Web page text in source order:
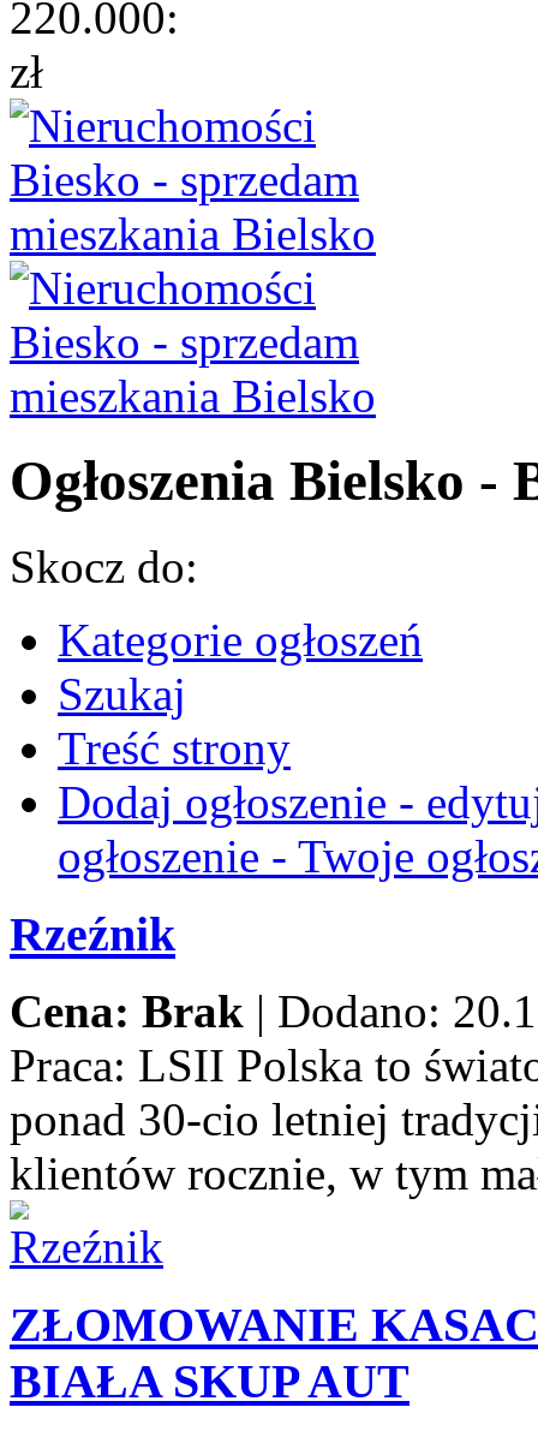
220.000:
zł
Ogłoszenia Bielsko -
Skocz do:
Kategorie ogłoszeń
Szukaj
Treść strony
Dodaj ogłoszenie -
ogłoszenie - Twoje
Rzeźnik
Cena: Brak | Dodano:
Praca: LSII Polska to
ponad 30-cio letniej
klientów rocznie, w tym
ZŁOMOWANIE
BIAŁA SKUP AUT